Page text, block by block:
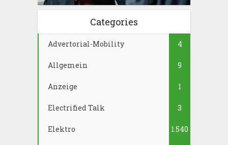
Categories
Advertorial-Mobility 4
Allgemein 9
Anzeige 1
Electrified Talk 3
Elektro 1.540